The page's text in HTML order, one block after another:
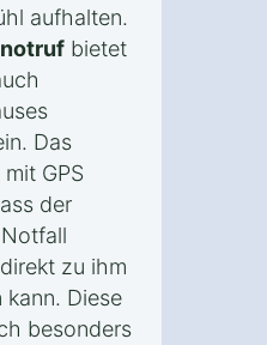
aufhalten.
bietet
Das
GPS
der
zu ihm
Diese
besonders